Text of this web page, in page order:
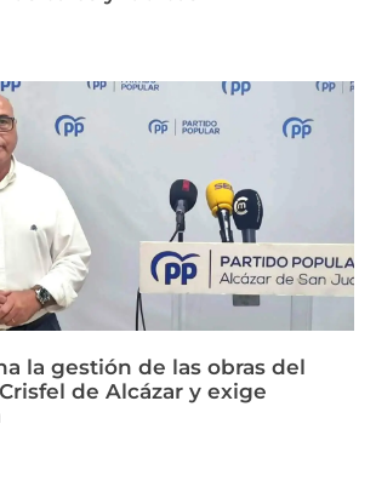
la gestión de las obras del
de Alcázar y exige